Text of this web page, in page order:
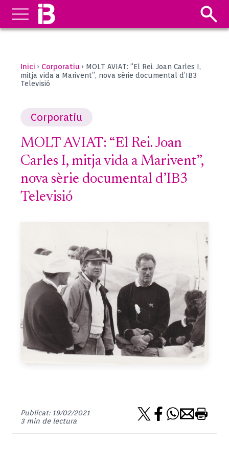
Inici › Corporatiu › MOLT AVIAT: “El Rei. Joan Carles I,
mitja vida a Marivent”, nova sèrie documental d’IB3
Televisió
Corporatiu
MOLT AVIAT: “El Rei. Joan
Carles I, mitja vida a Marivent”,
nova sèrie documental d’IB3
Televisió
Publicat: 19/02/2021
3 min de lectura